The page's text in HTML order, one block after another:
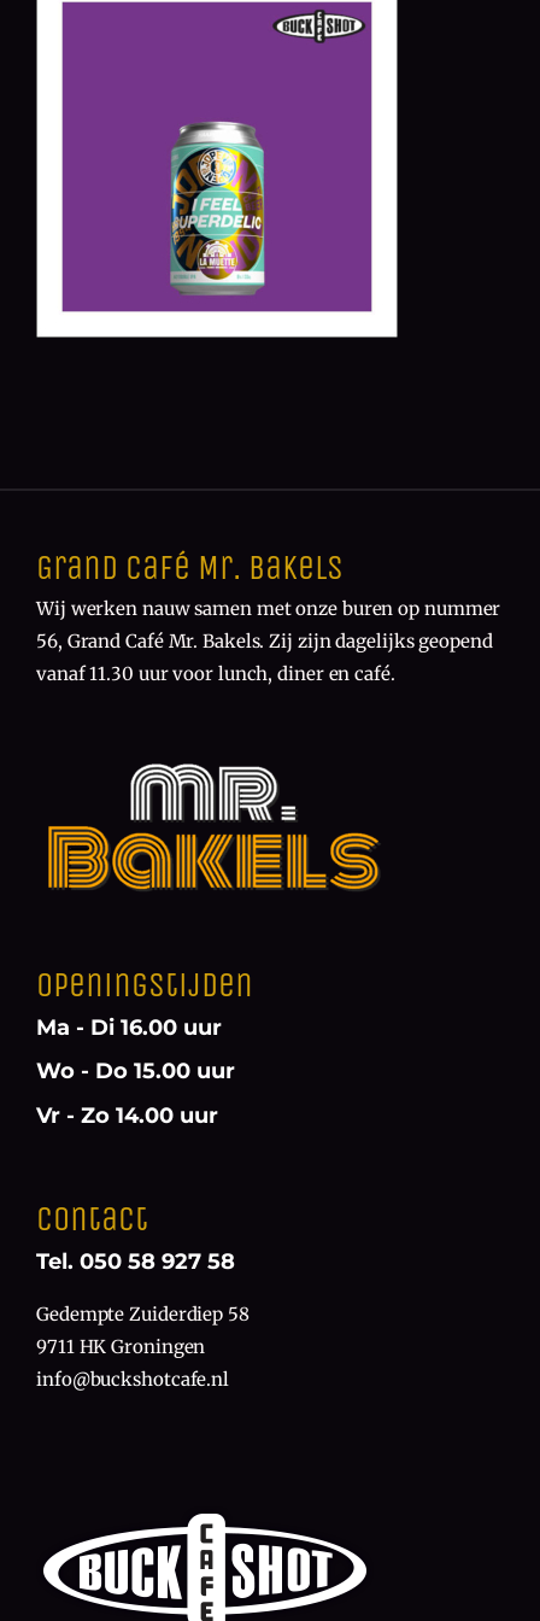
Grand Café Mr. Bakels
Wij werken nauw samen met onze buren op nummer
56, Grand Café Mr. Bakels. Zij zijn dagelijks geopend
vanaf 11.30 uur voor lunch, diner en café.
Openingstijden
Ma - Di 16.00 uur
Wo - Do 15.00 uur
Vr - Zo 14.00 uur
Contact
Tel. 050 58 927 58
Gedempte Zuiderdiep 58
9711 HK Groningen
info@buckshotcafe.nl